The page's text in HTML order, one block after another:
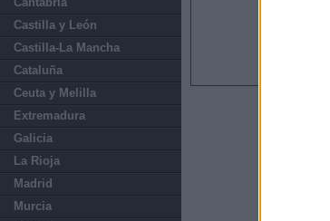
Castilla y León
Castilla-La Mancha
Cataluña
Ceuta y Melilla
Extremadura
Galicia
La Rioja
Madrid
Murcia